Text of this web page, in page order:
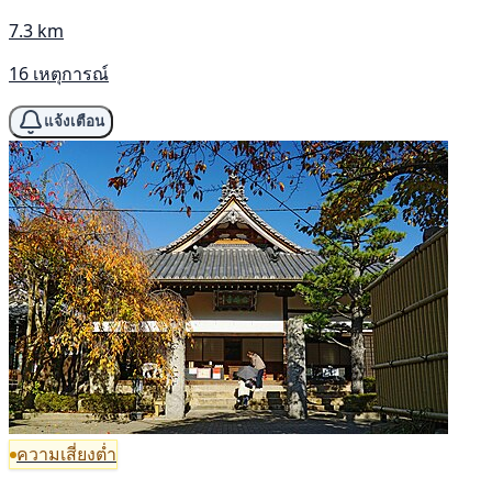
7.3 km
16 เหตุการณ์
แจ้งเตือน
ความเสี่ยงต่ำ